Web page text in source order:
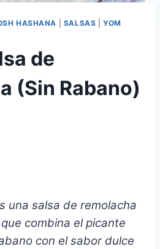
HASHANA SALSAS |YOM
de
(Sin Rabano)
una salsa de remolacha
combina el picante
con el sabor dulce